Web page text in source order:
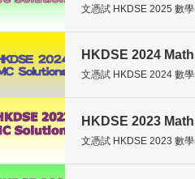
文憑試 HKDSE 2025 數
HKDSE 2024
文憑試 HKDSE 2024 數
HKDSE 2023
文憑試 HKDSE 2023 數